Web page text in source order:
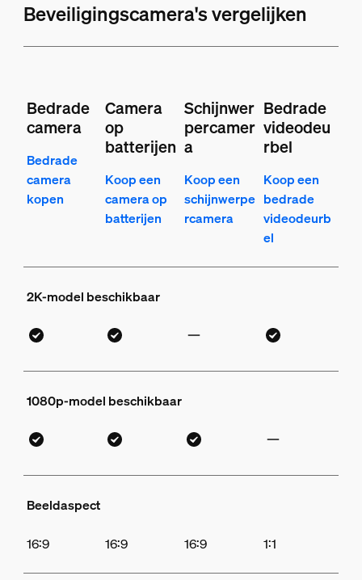
Beveiligingscamera's vergelijken
Bedrade
camera
Bedrade
camera
kopen
Camera
op
batterijen
Koop een
camera op
batterijen
Schijnwer
percamer
a
Koop een
schijnwerpe
rcamera
Bedrade
videodeu
rbel
Koop een
bedrade
videodeurb
el
2K-model beschikbaar
1080p-model beschikbaar
Beeldaspect
16:9 16:9 16:9 1:1